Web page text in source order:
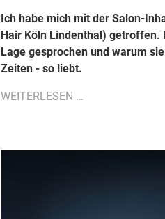
Ich habe mich mit der Salon-
Hair Köln Lindenthal)
Lage gesprochen und warum
Zeiten - so liebt.
WEITERLESEN …